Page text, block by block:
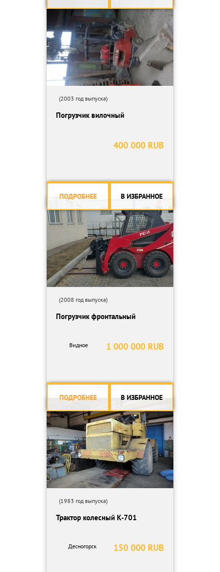
(2003 год выпуска)
Погрузчик вилочный
400 000 RUB
ПОДРОБНЕЕ В ИЗБРАННОЕ
(2008 год выпуска)
Погрузчик фронтальный
1 000 000 RUB
Видное
ПОДРОБНЕЕ В ИЗБРАННОЕ
(1983 год выпуска)
Трактор колесный К-701
150 000 RUB
Десногорск